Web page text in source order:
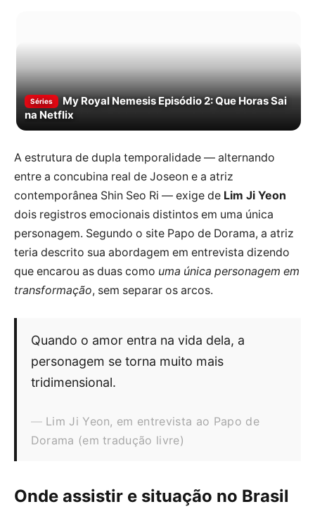
Séries
My Royal Nemesis Episódio 2: Que Horas Sai
na Netflix
A estrutura de dupla temporalidade — alternando
entre a concubina real de Joseon e a atriz
contemporânea Shin Seo Ri — exige de Lim Ji Yeon
dois registros emocionais distintos em uma única
personagem. Segundo o site Papo de Dorama, a atriz
teria descrito sua abordagem em entrevista dizendo
que encarou as duas como uma única personagem em
transformação, sem separar os arcos.
Quando o amor entra na vida dela, a
personagem se torna muito mais
tridimensional.
Lim Ji Yeon, em entrevista ao Papo de
Dorama (em tradução livre)
Onde assistir e situação no Brasil